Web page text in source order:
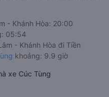
- Khánh Hòa: 20:00
05:54
- Khánh Hòa đi Tiền
khoảng: 9.9 giờ
xe Cúc Tùng